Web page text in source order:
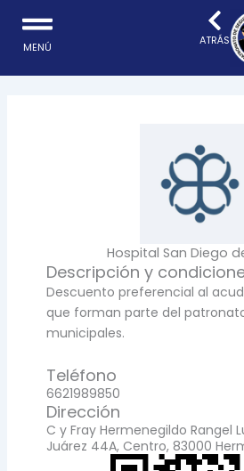
contenido
ATRÁS
MENÚ
Hospital San Diego
Descripción y
Descuento preferencial al
que forman parte del
municipales.
Teléfono
6621989850
Dirección
C y Fray Hermenegildo Rangel
Juárez 44A, Centro, 83000